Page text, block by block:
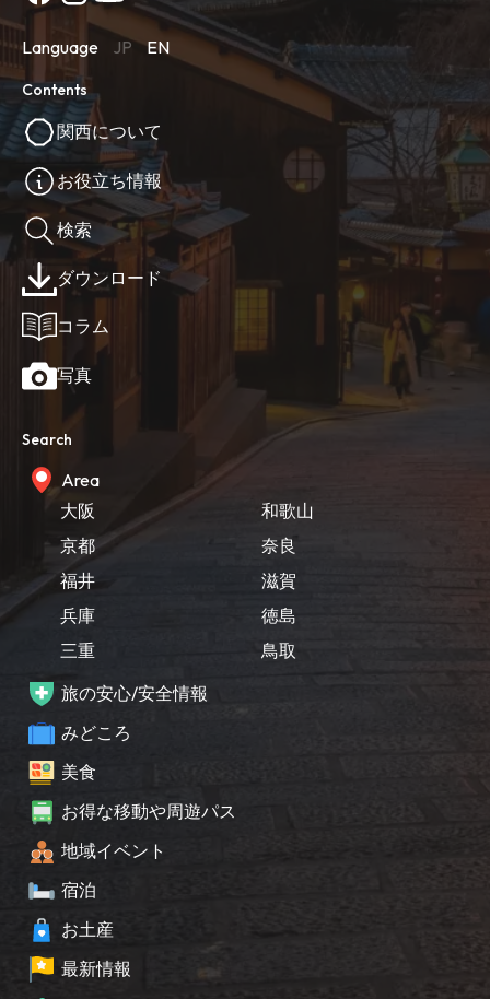
Language JP EN
Contents
関西について
お役立ち情報
検索
ダウンロード
コラム
写真
Search
Area
大阪
京都
福井
兵庫
三重
和歌山
奈良
滋賀
徳島
鳥取
旅の安心/安全情報
みどころ
美食
お得な移動や周遊パス
地域イベント
宿泊
お土産
最新情報